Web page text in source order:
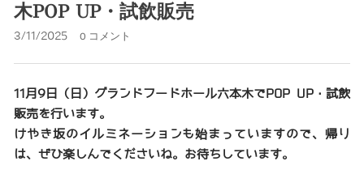
木POP UP・試飲販売
3/11/2025 0 コメント
11月9日（日）グランドフードホール六本木でPOP UP・試飲
販売を行います。
けやき坂のイルミネーションも始まっていますので、帰り
は、ぜひ楽しんでくださいね。お待ちしています。